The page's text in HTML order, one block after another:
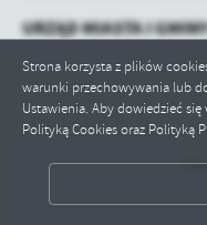
Strona korzysta z plików
warunki przechowywania lub
Ustawienia. Aby dowiedzieć
Polityką Cookies oraz Polityką
URZĄD MIASTA I